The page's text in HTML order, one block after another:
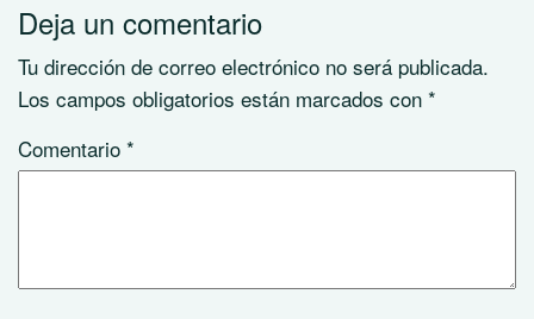
Deja un comentario
Tu dirección de correo electrónico no será publicada.
Los campos obligatorios están marcados con *
Comentario *